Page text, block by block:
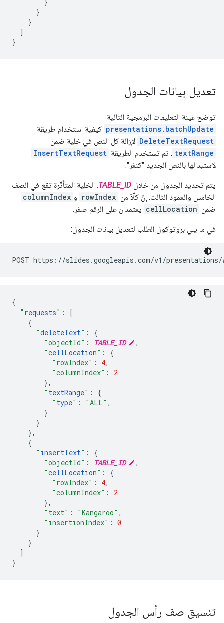
      }
    }
  ]
}
تعديل بيانات الجدول
توضح عينة التعليمات البرمجية التالية
presentations.batchUpdate كيفية استخدام طريقة
DeleteTextRequest لإزالة كل النص في خلية ضمن
textRange . ثم تستخدم الطريقة InsertTextRequest
لاستبدالها بالنص الجديد "كنغر".
يتم تحديد الجدول من خلال TABLE_ID. الخلية المتأثّرة تقع في الصف
الخامس والعمود الثالث. إنّ كلّاً من rowIndex و columnIndex
ضمن cellLocation يعتمدان على الرقم صفر.
في ما يلي بروتوكول الطلب لتعديل بيانات الجدول:
POST https://slides.googleapis.com/v1/presentations/
{
" requests" :
[
{
"deleteText" :
{
"objectId" : TABLE_ID
,
"cellLocation" :
{
"rowIndex" : 4,
"columnIndex" :
2
},
" textRange" :
{
" type" : "ALL" ,
}
}
},
{
" insertText" :
{
"objectId" : TABLE_ID
,
"cellLocation" :
{
"rowIndex" : 4,
"columnIndex" :
2
},
"text" : "Kangaroo" ,
"insertionIndex" : 0
}
}
]
}
تنسيق صف رأس الجدول